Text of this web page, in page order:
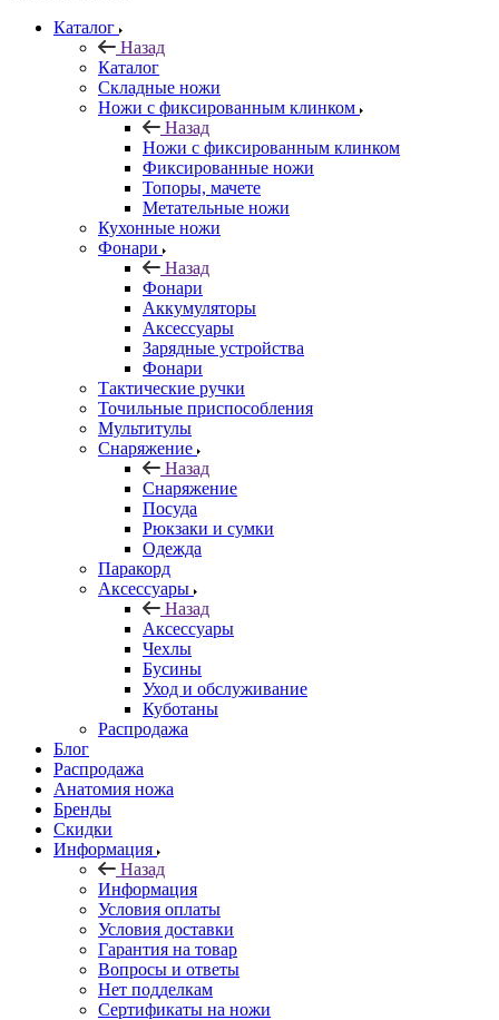
Каталог
Назад
Каталог
Складные ножи
Ножи с фиксированным клинком
Назад
Ножи с фиксированным клинком
Фиксированные ножи
Топоры, мачете
Метательные ножи
Кухонные ножи
Фонари
Назад
Фонари
Аккумуляторы
Аксессуары
Зарядные устройства
Фонари
Тактические ручки
Точильные приспособления
Мультитулы
Снаряжение
Назад
Снаряжение
Посуда
Рюкзаки и сумки
Одежда
Паракорд
Аксессуары
Назад
Аксессуары
Чехлы
Бусины
Уход и обслуживание
Куботаны
Распродажа
Блог
Распродажа
Анатомия ножа
Бренды
Скидки
Информация
Назад
Информация
Условия оплаты
Условия доставки
Гарантия на товар
Вопросы и ответы
Нет подделкам
Сертификаты на ножи